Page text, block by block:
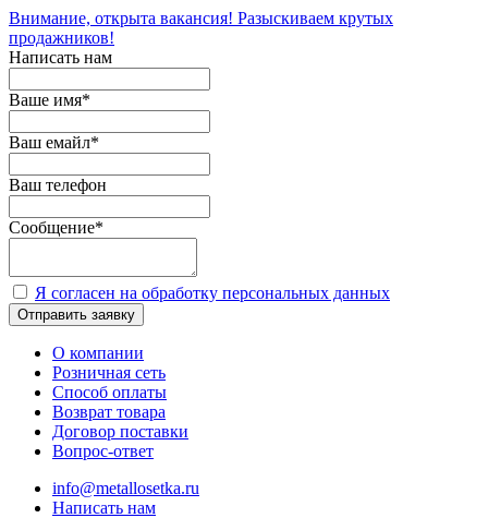
Внимание, открыта вакансия! Разыскиваем крутых
продажников!
Написать нам
Ваше имя*
Ваш емайл*
Ваш телефон
Сообщение*
Я согласен на обработку персональных данных
Отправить заявку
О компании
Розничная сеть
Способ оплаты
Возврат товара
Договор поставки
Вопрос-ответ
info@metallosetka.ru
Написать нам